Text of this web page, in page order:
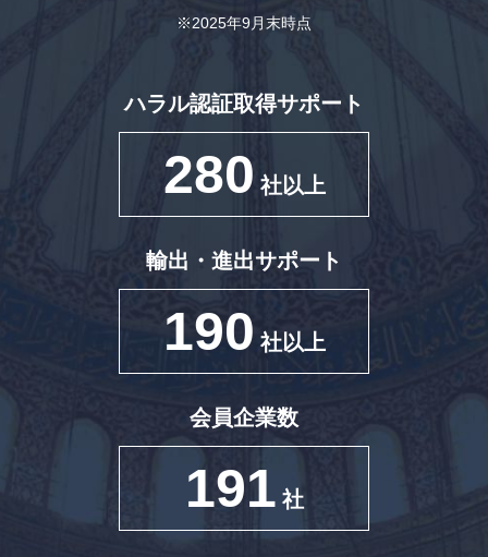
※2025年9月末時点
ハラル認証取得サポート
280 社以上
輸出・進出サポート
190 社以上
会員企業数
191 社